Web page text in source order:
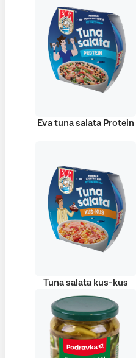
Eva tuna salata Protein
Tuna salata kus-kus